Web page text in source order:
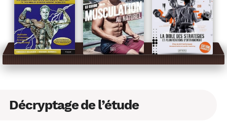
Décryptage de l’étude